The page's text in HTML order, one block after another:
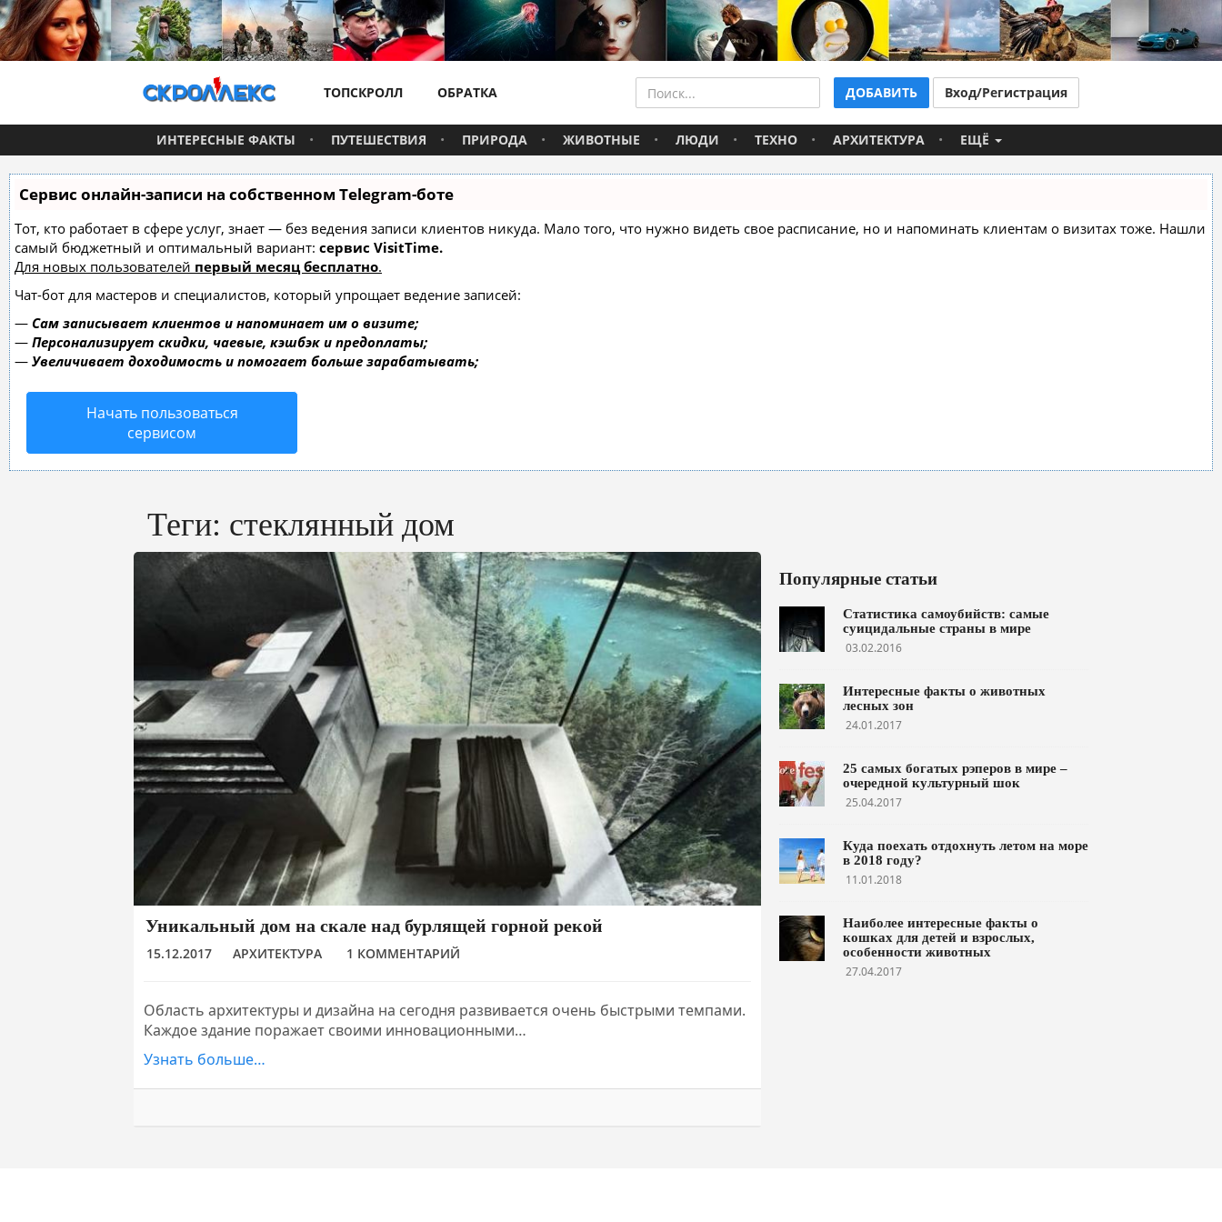
ДОБАВИТЬ Вход/Регистрация
ТОПСКРОЛЛ ОБРАТКА
ИНТЕРЕСНЫЕ ФАКТЫ ПУТЕШЕСТВИЯ ПРИРОДА ЖИВОТНЫЕ ЛЮДИ ТЕХНО АРХИТЕКТУРА ЕЩЁ
Сервис онлайн-записи на собственном Telegram-боте
Тот, кто работает в сфере услуг, знает — без ведения записи клиентов никуда. Мало того, что нужно видеть свое расписание, но и напоминать клиентам о визитах тоже. Нашли
самый бюджетный и оптимальный вариант: сервис VisitTime.
Для новых пользователей первый месяц бесплатно.
Чат-бот для мастеров и специалистов, который упрощает ведение записей:
— Сам записывает клиентов и напоминает им о визите;
— Персонализирует скидки, чаевые, кэшбэк и предоплаты;
— Увеличивает доходимость и помогает больше зарабатывать;
Начать пользоваться
сервисом
Теги: стеклянный дом
Уникальный дом на скале над бурлящей горной рекой
15.12.2017 АРХИТЕКТУРА 1 КОММЕНТАРИЙ
Область архитектуры и дизайна на сегодня развивается очень быстрыми темпами.
Каждое здание поражает своими инновационными…
Узнать больше…
Популярные статьи
Статистика самоубийств: самые
суицидальные страны в мире
03.02.2016
Интересные факты о животных
лесных зон
24.01.2017
25 самых богатых рэперов в мире –
очередной культурный шок
25.04.2017
Куда поехать отдохнуть летом на море
в 2018 году?
11.01.2018
Наиболее интересные факты о
кошках для детей и взрослых,
особенности животных
27.04.2017